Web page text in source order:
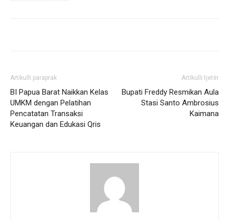
Artikulli paraprak
BI Papua Barat Naikkan Kelas
UMKM dengan Pelatihan
Pencatatan Transaksi
Keuangan dan Edukasi Qris
Artikulli tjetër
Bupati Freddy Resmikan Aula
Stasi Santo Ambrosius
Kaimana